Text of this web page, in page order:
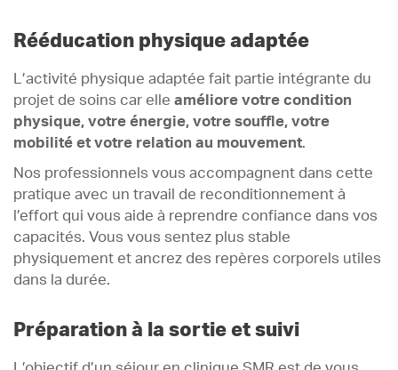
Rééducation physique adaptée
L’activité physique adaptée fait partie intégrante du
projet de soins car elle améliore votre condition
physique, votre énergie, votre souffle, votre
mobilité et votre relation au mouvement.
Nos professionnels vous accompagnent dans cette
pratique avec un travail de reconditionnement à
l’effort qui vous aide à reprendre confiance dans vos
capacités. Vous vous sentez plus stable
physiquement et ancrez des repères corporels utiles
dans la durée.
Préparation à la sortie et suivi